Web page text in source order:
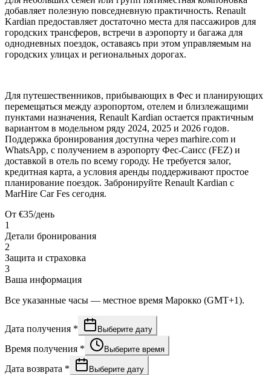
добавляет полезную повседневную практичность. Renault
Kardian предоставляет достаточно места для пассажиров для
городских трансферов, встречи в аэропорту и багажа для
однодневных поездок, оставаясь при этом управляемым на
городских улицах и региональных дорогах.
Для путешественников, прибывающих в Фес и планирующих
перемещаться между аэропортом, отелем и близлежащими
пунктами назначения, Renault Kardian остается практичным
вариантом в модельном ряду 2024, 2025 и 2026 годов.
Поддержка бронирования доступна через marhire.com и
WhatsApp, с получением в аэропорту Фес-Саисс (FEZ) и
доставкой в отель по всему городу. Не требуется залог,
кредитная карта, а условия аренды поддерживают простое
планирование поездок. Забронируйте Renault Kardian с
MarHire Car Fes сегодня.
От €35/день
1
Детали бронирования
2
Защита и страховка
3
Ваша информация
Все указанные часы — местное время Марокко (GMT+1).
Дата получения * Выберите дату
Время получения * Выберите время
Дата возврата * Выберите дату